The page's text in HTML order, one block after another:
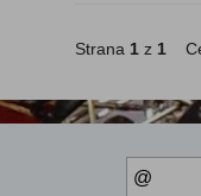
Strana 1 z 1